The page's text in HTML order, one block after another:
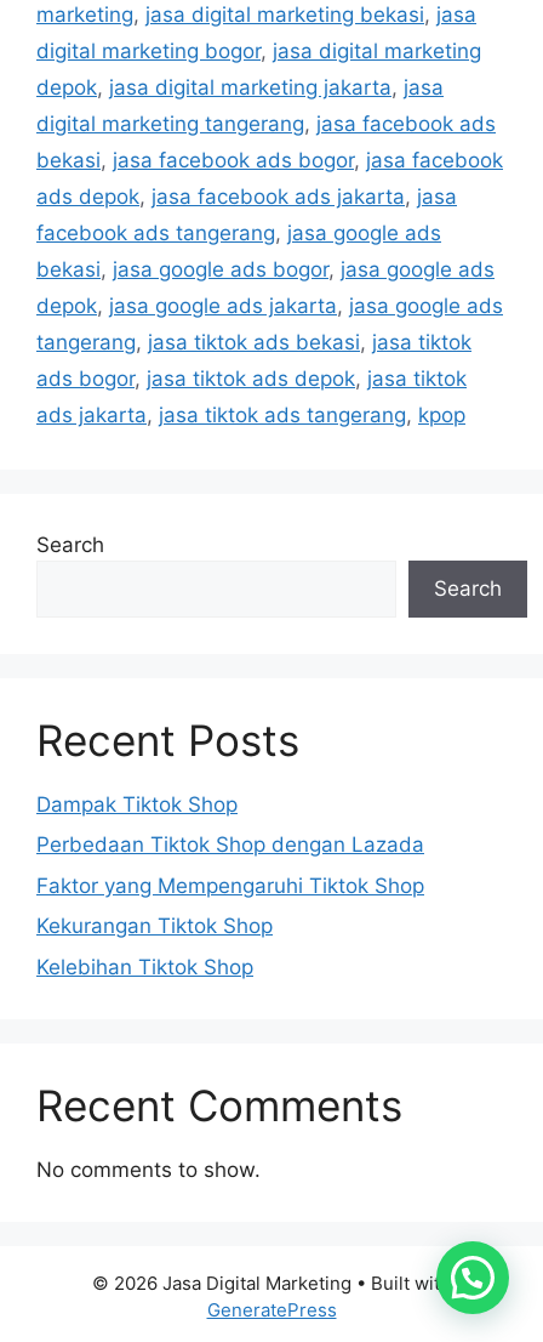
marketing, jasa digital marketing bekasi, jasa
digital marketing bogor, jasa digital marketing
depok, jasa digital marketing jakarta, jasa
digital marketing tangerang, jasa facebook ads
bekasi, jasa facebook ads bogor, jasa facebook
ads depok, jasa facebook ads jakarta, jasa
facebook ads tangerang, jasa google ads
bekasi, jasa google ads bogor, jasa google ads
depok, jasa google ads jakarta, jasa google ads
tangerang, jasa tiktok ads bekasi, jasa tiktok
ads bogor, jasa tiktok ads depok, jasa tiktok
ads jakarta, jasa tiktok ads tangerang, kpop
Search
Search
Recent Posts
Dampak Tiktok Shop
Perbedaan Tiktok Shop dengan Lazada
Faktor yang Mempengaruhi Tiktok Shop
Kekurangan Tiktok Shop
Kelebihan Tiktok Shop
Recent Comments
No comments to show.
© 2026 Jasa Digital Marketing • Built with
GeneratePress